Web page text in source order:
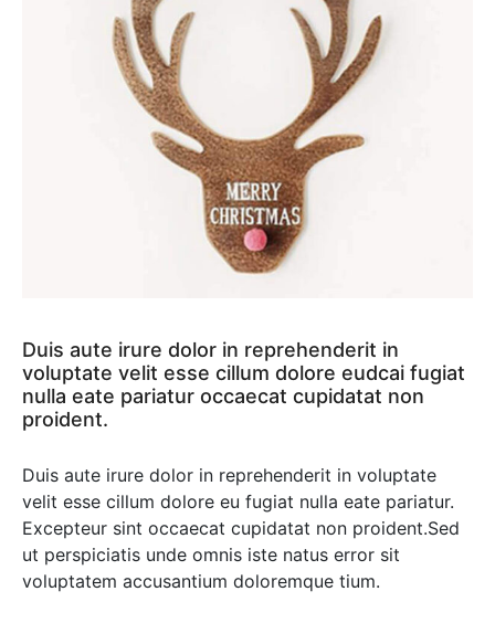
Duis aute irure dolor in reprehenderit in
voluptate velit esse cillum dolore eudcai fugiat
nulla eate pariatur occaecat cupidatat non
proident.
Duis aute irure dolor in reprehenderit in voluptate
velit esse cillum dolore eu fugiat nulla eate pariatur.
Excepteur sint occaecat cupidatat non proident.Sed
ut perspiciatis unde omnis iste natus error sit
voluptatem accusantium doloremque tium.